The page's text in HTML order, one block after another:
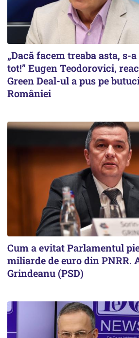
„Dacă facem treaba asta, s-
tot!” Eugen Teodorovici,
Green Deal-ul a pus pe
României
Cum a evitat Parlamentul
miliarde de euro din PNRR.
Grindeanu (PSD)